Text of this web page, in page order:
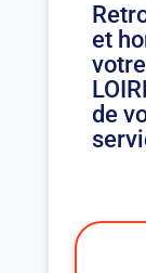
et
de